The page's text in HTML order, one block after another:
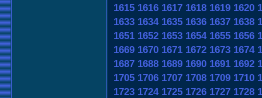
1615 1616 1617 1618 1619 1620
1633 1634 1635 1636 1637 1638
1651 1652 1653 1654 1655 1656
1669 1670 1671 1672 1673 1674
1687 1688 1689 1690 1691 1692
1705 1706 1707 1708 1709 1710
1723 1724 1725 1726 1727 1728